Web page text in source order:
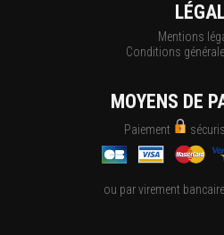
Mentions
Conditions
MOYENS DE
Paiement
ou par virement bancaire